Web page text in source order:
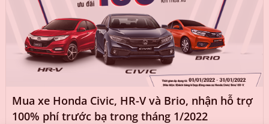
Mua xe Honda Civic, HR-V và Brio, nhận hỗ trợ
100% phí trước bạ trong tháng 1/2022